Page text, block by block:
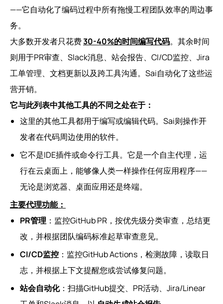
——它自动化了编码过程中所有拖慢工程团队效率的周边事
务。
大多数开发者只花费30-40%的时间编写代码。其余时间
则用于PR审查、Slack消息、站会报告、CI/CD监控、Jira
工单管理、文档更新以及跨工具沟通。Sai自动化了这些运
营开销。
它与此列表中其他工具的不同之处在于：
这里的其他工具都用于编写或编辑代码。Sai则操作开
发者在代码周边使用的软件。
它不是IDE插件或命令行工具。它是一个自主代理，运
行在云桌面上，能够像人类一样操作任何应用程序——
无论是浏览器、桌面应用还是终端。
主要代理功能：
PR管理 ：监控GitHub PR，按优先级分类审查，总结更
改，并根据团队编码标准起草审查意见。
CI/CD监控 ：监控GitHub Actions，检测故障，读取日
志，并根据上下文提醒您或尝试修复问题。
站会自动化：扫描GitHub提交、PR活动、Jira/Linear